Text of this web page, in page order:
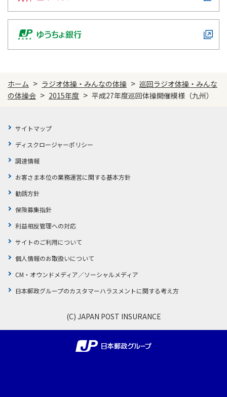
ホーム > ラジオ体操・みんなの体操 > 巡回ラジオ体操・みんな
の体操会 > 2015年度 > 平成27年度巡回体操開催模様（九州）
サイトマップ
ディスクロージャーポリシー
調達情報
お客さま本位の業務運営に関する基本方針
勧誘方針
保険募集指針
利益相反管理への対応
サイトのご利用について
個人情報のお取扱いについて
CM・オウンドメディア／ソーシャルメディア
日本郵政グループのカスタマーハラスメントに関する考え方
(C) JAPAN POST INSURANCE